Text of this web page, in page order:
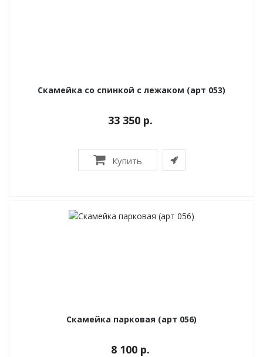
Скамейка со спинкой с лежаком (арт 053)
33 350 р.
Купить
Скамейка парковая (арт 056)
8 100 р.